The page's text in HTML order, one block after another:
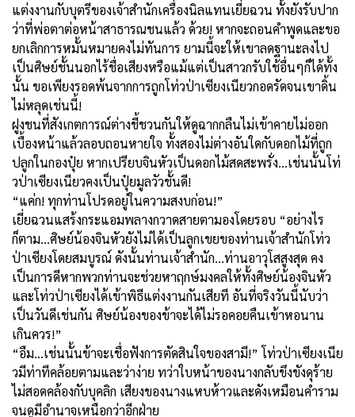
แต่งงานกับบุตรีของเจ้าสำนักเครื่องนิลแทนเยี่ยฉวน ทั้งยังรับปาก
ว่าที่พ่อตาต่อหน้าสาธารณชนแล้ว ด้วย! หากจะถอนคำพูดและขอ
ยกเลิกการหมั้นหมายคงไม่ทันการ ยามนี้จะให้เขาลดฐานะลงไป
เป็นศิษย์ชั้นนอกไร้ชื่อเสียงหรือแม้แต่เป็นสาวกรับใช้อื่นๆก็ได้ทั้ง
นั้น ขอเพียงรอดพ้นจากการถูกโท่วป่าเซียงเนียวกอดรัดจนเขาดิ้น
ไม่หลุดเช่นนี้!
ฝูงชนที่สังเกตการณ์ต่างชี้ชวนกันให้ดูฉากกลืนไม่เข้าคายไม่ออก
เบื้องหน้าแล้วลอบถอนหายใจ ทั้งสองไม่ต่างอันใดกับดอกไม้ที่ถูก
ปลูกในกองปุ๋ย หากเปรียบจินหัวเป็นดอกไม้สดสะพรั่ง...เช่นนั้นโท่
วป่าเซียงเนียวคงเป็นปุ๋ยมูลวัวชั้นดี!
“แค่ก! ทุกท่านโปรดอยู่ในความสงบก่อน!”
เยี่ยฉวนแสร้งกระแอมพลางกวาดสายตามองโดยรอบ “อย่างไร
ก็ตาม...ศิษย์น้องจินหัวยังไม่ได้เป็นลูกเขยของท่านเจ้าสำนักโท่ว
ป่าเซียงโดยสมบูรณ์ ดังนั้นท่านเจ้าสำนัก...ท่านอาวุโสสูงสุด คง
เป็นการดีหากพวกท่านจะช่วยหาฤกษ์มงคลให้ทั้งศิษย์น้องจินหัว
และโท่วป่าเซียงได้เข้าพิธีแต่งงานกันเสียที อันที่จริงวันนี้นับว่า
เป็นวันดีเช่นกัน ศิษย์น้องของข้าจะได้ไม่รอคอยคืนเข้าหอนาน
เกินควร!”
“อืม...เช่นนั้นข้าจะเชื่อฟังการตัดสินใจของสามี!” โท่วป่าเซียงเนีย
วมีท่าทีคล้อยตามและว่าง่าย ทว่าใบหน้าของนางกลับขึงขังดุร้าย
ไม่สอดคล้องกับบุคลิก เสียงของนางแหบห้าวและดังเหมือนคำราม
จนดูมีอำนาจเหนือกว่าอีกฝ่าย